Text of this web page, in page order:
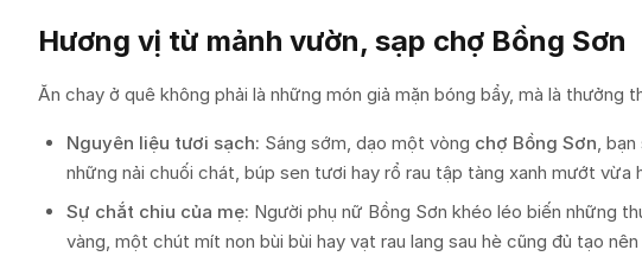
Hương vị từ mảnh vườn, sạp chợ Bồng Sơn
Ăn chay ở quê không phải là những món giả mặn bóng bẩy, mà là
Nguyên liệu tươi sạch: Sáng sớm, dạo một vòng chợ Bồng Sơn ,
những nải chuối chát, búp sen tươi hay rổ rau tập tàng xanh mướt vừa
Sự chắt chiu của mẹ: Người phụ nữ Bồng Sơn khéo léo biến những
vàng, một chút mít non bùi bùi hay vạt rau lang sau hè cũng đủ tạo